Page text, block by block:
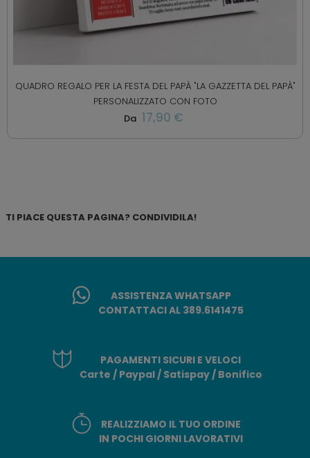
QUADRO REGALO PER LA FESTA DEL PAPÀ "LA GAZZETTA DEL PAPÀ"
PERSONALIZZATO CON FOTO
Da 17,90 €
TI PIACE QUESTA PAGINA? CONDIVIDILA!
ASSISTENZA WHATSAPP
CONTATTACI AL 389.6141475
PAGAMENTI SICURI E VELOCI
Carte / Paypal / Satispay / Bonifico
REALIZZIAMO IL TUO ORDINE
IN POCHI GIORNI LAVORATIVI